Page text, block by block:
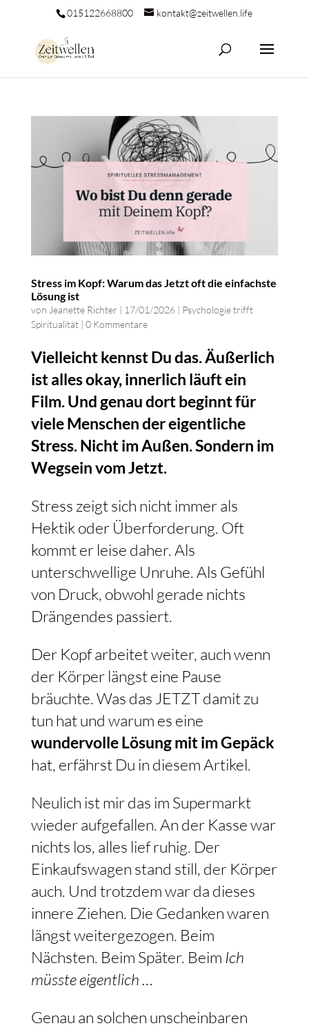
015122668800 kontakt@zeitwellen.life
Stress im Kopf: Warum das Jetzt oft die einfachste
Lösung ist
von Jeanette Richter | 17/01/2026| Psychologie trifft
Spiritualität| 0 Kommentare
Vielleicht kennst Du das. Äußerlich
ist alles okay, innerlich läuft ein
Film. Und genau dort beginnt für
viele Menschen der eigentliche
Stress. Nicht im Außen. Sondern im
Wegsein vom Jetzt.
Stress zeigt sich nicht immer als
Hektik oder Überforderung. Oft
kommt er leise daher. Als
unterschwellige Unruhe. Als Gefühl
von Druck, obwohl gerade nichts
Drängendes passiert.
Der Kopf arbeitet weiter, auch wenn
der Körper längst eine Pause
bräuchte. Was das JETZT damit zu
tun hat und warum es eine
wundervolle Lösung mit im Gepäck
hat, erfährst Du in diesem Artikel.
Neulich ist mir das im Supermarkt
wieder aufgefallen. An der Kasse war
nichts los, alles lief ruhig. Der
Einkaufswagen stand still, der Körper
auch. Und trotzdem war da dieses
innere Ziehen. Die Gedanken waren
längst weitergezogen. Beim
Nächsten. Beim Später. Beim Ich
müsste eigentlich …
Genau an solchen unscheinbaren